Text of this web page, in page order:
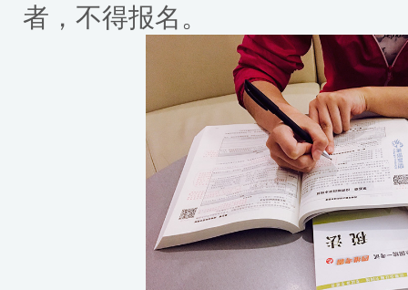
者，不得报名。